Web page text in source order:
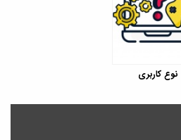
نوع کاربری